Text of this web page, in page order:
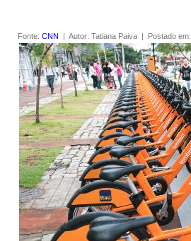
Fonte: CNN | Autor: Tatiana Paiva | Postado em: